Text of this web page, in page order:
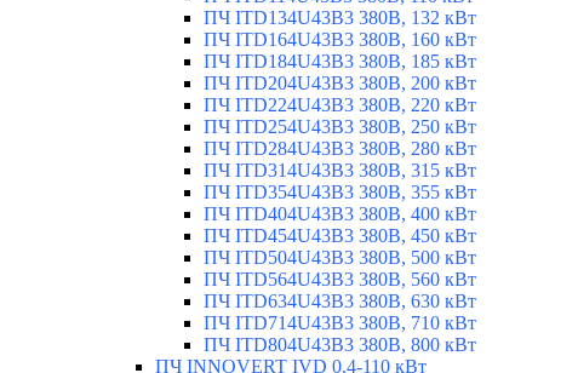
ПЧ ITD134U43B3 380В, 132 кВт
ПЧ ITD164U43B3 380В, 160 кВт
ПЧ ITD184U43B3 380В, 185 кВт
ПЧ ITD204U43B3 380В, 200 кВт
ПЧ ITD224U43B3 380В, 220 кВт
ПЧ ITD254U43B3 380В, 250 кВт
ПЧ ITD284U43B3 380В, 280 кВт
ПЧ ITD314U43B3 380В, 315 кВт
ПЧ ITD354U43B3 380В, 355 кВт
ПЧ ITD404U43B3 380В, 400 кВт
ПЧ ITD454U43B3 380В, 450 кВт
ПЧ ITD504U43B3 380В, 500 кВт
ПЧ ITD564U43B3 380В, 560 кВт
ПЧ ITD634U43B3 380В, 630 кВт
ПЧ ITD714U43B3 380В, 710 кВт
ПЧ ITD804U43B3 380В, 800 кВт
ПЧ INNOVERT IVD 0.4-110 кВт